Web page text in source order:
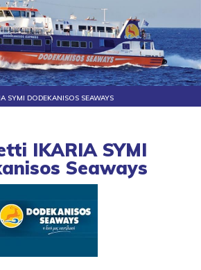
SYMI DODEKANISOS SEAWAYS
IKARIA SYMI
Seaways